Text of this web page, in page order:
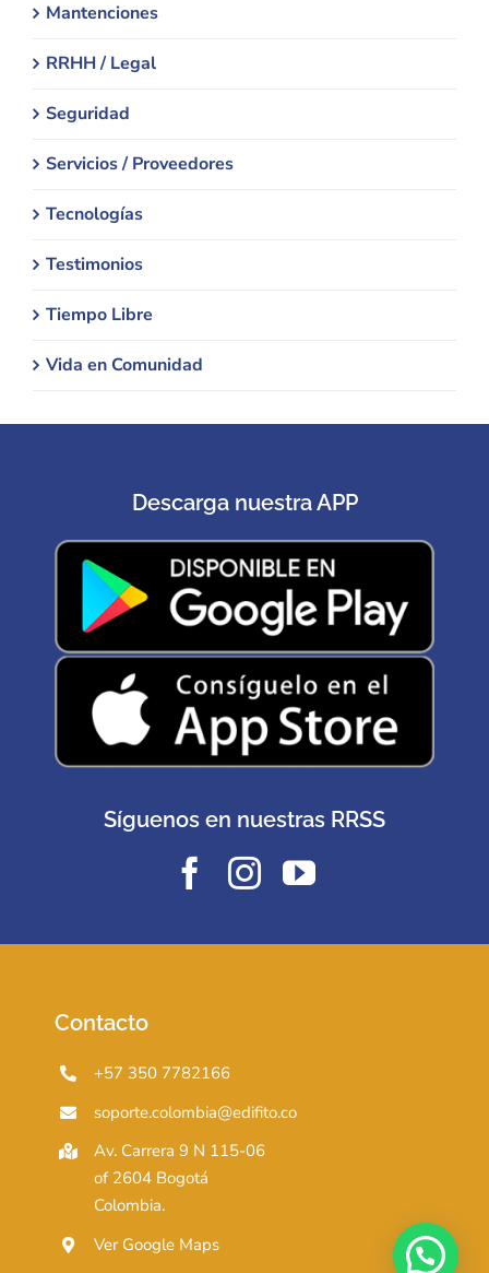
Mantenciones
RRHH / Legal
Seguridad
Servicios / Proveedores
Tecnologías
Testimonios
Tiempo Libre
Vida en Comunidad
Descarga nuestra APP
Síguenos en nuestras RRSS
Contacto
+57 350 7782166
soporte.colombia@edifito.co
Av. Carrera 9 N 115-06
of 2604 Bogotá
Colombia.
Ver Google Maps